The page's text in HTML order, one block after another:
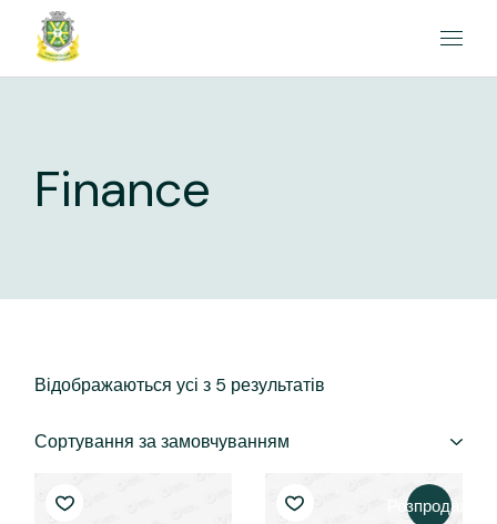
Перейти
вмісту
Finance
Відображаються усі з 5 результатів
Сортування за замовчуванням
Розпродаж